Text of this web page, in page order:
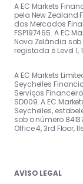
A EC Markets
pela New Zealand
dos Mercados
FSP197465. A EC
Nova Zelândia
registada é Level 1,
A EC Markets
Seychelles
Serviços
SD009. A EC
Seychelles,
sob o número
Office 4, 3rd Floor,
AVISO LEGAL